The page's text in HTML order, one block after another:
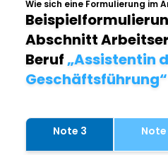
Wie sich eine Formulierung im
Abschnitt
Beruf„Assistentin
Geschäftsführung“
Note 3 Note